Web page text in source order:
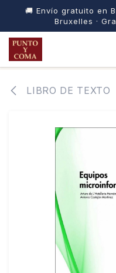
🚚 Envío gratuito en
Bruxelles ·
IR AL CONTENIDO
LIBRO DE TEXTO